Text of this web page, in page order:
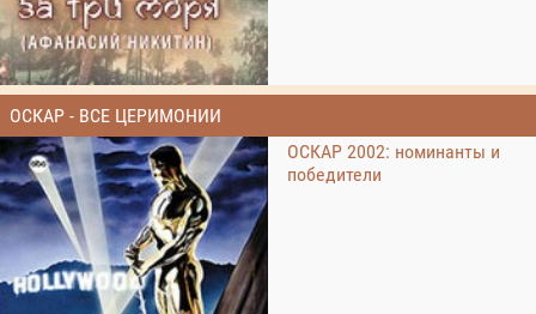
ОСКАР - ВСЕ ЦЕРИМОНИИ
ОСКАР 2002: номинанты и
победители